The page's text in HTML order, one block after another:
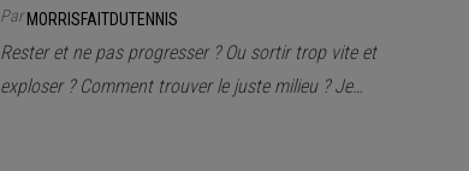
ParMORRISFAITDUTENNIS
Rester et ne pas progresser ? Ou sortir trop vite et
exploser ? Comment trouver le juste milieu ? Je…